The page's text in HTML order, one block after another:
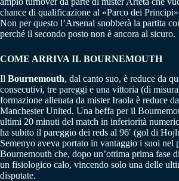
chance di qualificazione al «Parco dei
Non per questo l’Arsenal snobberà la partita
perché il secondo posto non è ancora al sicuro.
COME ARRIVA IL BOURNEMOUTH
Il Bournemouth, dal canto suo, è reduce da
consecutivi, tre pareggi e una vittoria (di
formazione allenata da mister Iraola è reduce
Manchester United. Una beffa per il
ultimi 20 minuti del match in inferiorità
ha subito il pareggio dei reds al 96′ (gol di
Semenyo aveva portato in vantaggio i suoi nel
Bournemouth che, dopo un’ottima prima fase
un fisiologico calo, vincendo solo una delle
disputate.